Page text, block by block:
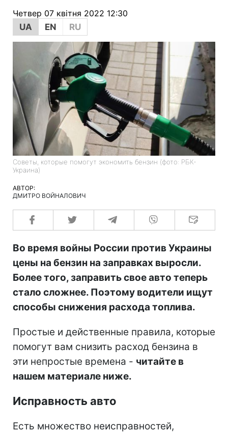
Четвер 07 квітня 2022 12:30
UA
EN RU
Советы, которые помогут экономить бензин (фото: РБК-
Украина)
АВТОР:
ДМИТРО ВОЙНАЛОВИЧ
Во время войны России против Украины
цены на бензин на заправках выросли.
Более того, заправить свое авто теперь
стало сложнее. Поэтому водители ищут
способы снижения расхода топлива.
Простые и действенные правила, которые
помогут вам снизить расход бензина в
эти непростые времена - читайте в
нашем материале ниже.
Исправность авто
Есть множество неисправностей,